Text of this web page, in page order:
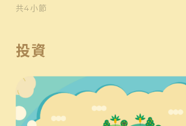
共4小節
投資